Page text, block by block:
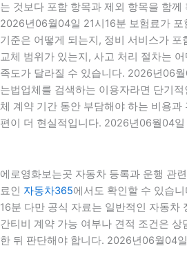
는 것보다 포함 항목과 제외 항목을 함께
2026년06월04일 21시16분 보험료가
기준은 어떻게 되는지, 정비 서비스가 포
교체 범위가 있는지, 사고 처리 절차는
족도가 달라질 수 있습니다. 2026년06
는법업체를 검색하는 이용자라면 단기
체 계약 기간 동안 부담해야 하는 비용과
편이 더 현실적입니다. 2026년06월04일
에로영화보는곳 자동차 등록과 운행 관
료인 자동차365에서도 확인할 수 있습
16분 다만 공식 자료는 일반적인 자동차
간티비 계약 가능 여부나 견적 조건은 상
한 뒤 판단해야 합니다. 2026년06월04